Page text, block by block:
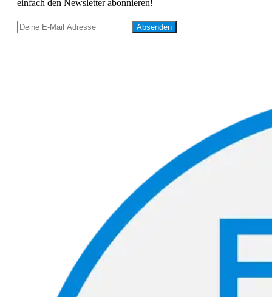
einfach den Newsletter abonnieren!